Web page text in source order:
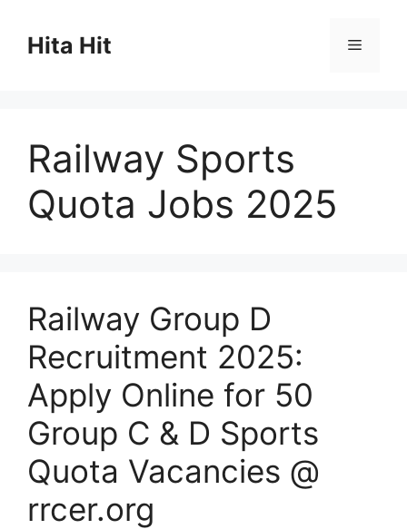
contentHita Hit Menu
Railway Sports
Quota Jobs 2025
Railway Group D
Recruitment 2025:
Apply Online for 50
Group C & D Sports
Quota Vacancies @
rrcer.org